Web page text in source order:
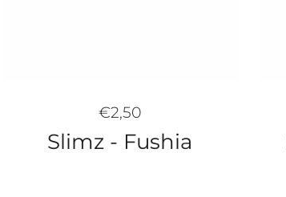
€2,50
Slimz - Fushia